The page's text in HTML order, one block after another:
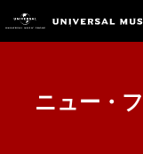
ニュー・